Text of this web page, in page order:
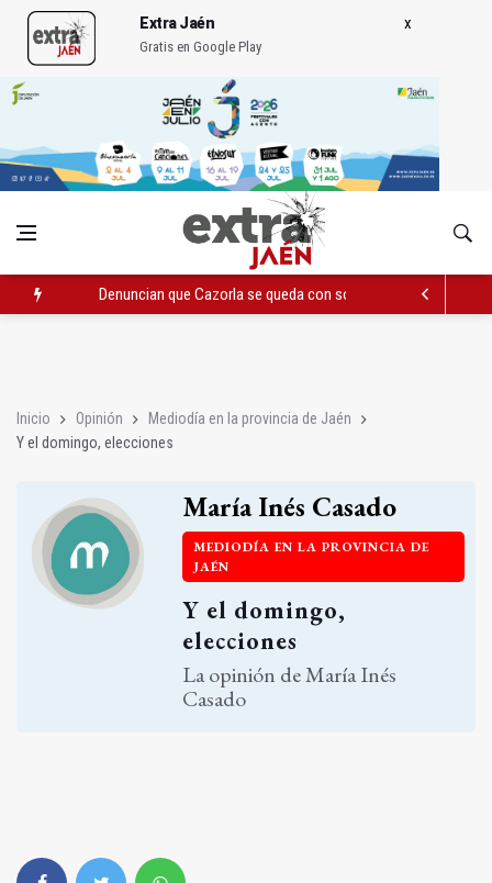
Extra Jaén
Gratis en Google Play
Denuncian que Cazorla se queda con solo dos bomberos por
Inicio Opinión
Mediodía en la provincia de Jaén
Y el domingo, elecciones
María Inés Casado
MEDIODÍA EN LA PROVINCIA DE
JAÉN
Y el domingo,
elecciones
La opinión de María Inés
Casado